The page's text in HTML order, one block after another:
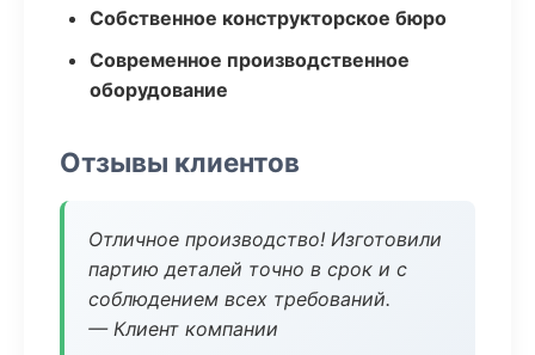
Собственное конструкторское бюро
Современное производственное
оборудование
Отзывы клиентов
Отличное производство! Изготовили
партию деталей точно в срок и с
соблюдением всех требований.
— Клиент компании